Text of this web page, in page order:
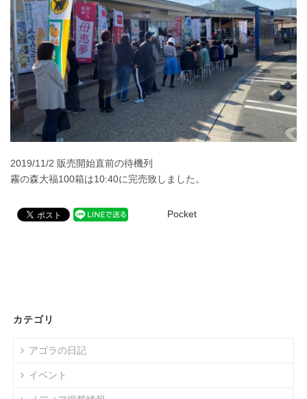
2019/11/2 販売開始直前の待機列
霧の森大福100箱は10:40に完売致しました。
Pocket
カテゴリ
アゴラの日記
イベント